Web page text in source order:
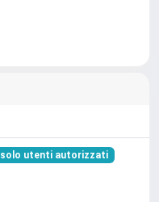
solo utenti autorizzati